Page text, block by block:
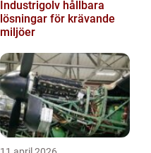
Industrigolv hållbara
lösningar för krävande
miljöer